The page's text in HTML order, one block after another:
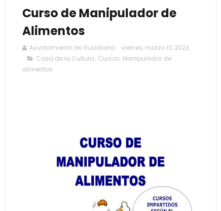
Curso de Manipulador de
Alimentos
Ayuntamiento de Guadiana
viernes, marzo 10, 2023
Casa de la Cultura, Cursos, Manipulador de
alimentos